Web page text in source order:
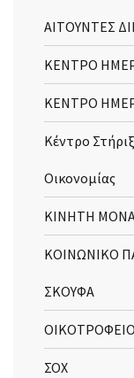
ΑΙΤΟΥΝΤΕΣ
ΚΕΝΤΡΟ
ΚΕΝΤΡΟ
Κέντρο
Οικονομίας
ΚΙΝΗΤΗ
ΚΟΙΝΩΝΙΚΟ
ΣΚΟΥΦΑ
ΟΙΚΟΤΡΟΦΕΙΟ
ΣΟΧ